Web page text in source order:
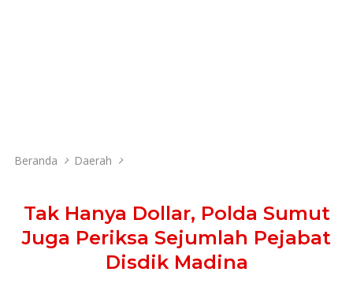
Beranda Daerah
Tak Hanya Dollar, Polda Sumut
Juga Periksa Sejumlah Pejabat
Disdik Madina